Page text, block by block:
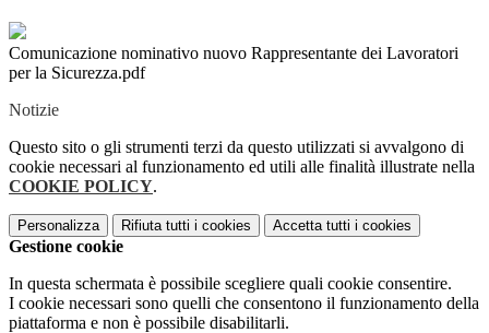
Comunicazione nominativo nuovo Rappresentante dei Lavoratori
per la Sicurezza.pdf
Notizie
Questo sito o gli strumenti terzi da questo utilizzati si avvalgono di
cookie necessari al funzionamento ed utili alle finalità illustrate nella
COOKIE POLICY.
Personalizza Rifiuta tutti i cookies Accetta tutti i cookies
Gestione cookie
In questa schermata è possibile scegliere quali cookie consentire.
I cookie necessari sono quelli che consentono il funzionamento della
piattaforma e non è possibile disabilitarli.